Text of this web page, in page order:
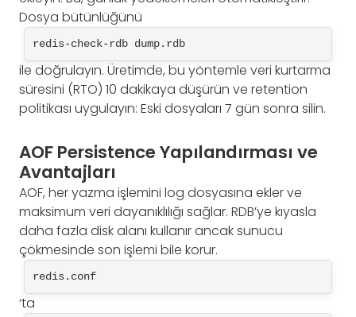
Dosya bütünlüğünü
redis-check-rdb dump.rdb
ile doğrulayın. Üretimde, bu yöntemle veri kurtarma
süresini (RTO) 10 dakikaya düşürün ve retention
politikası uygulayın: Eski dosyaları 7 gün sonra silin.
AOF Persistence Yapılandırması ve
Avantajları
AOF, her yazma işlemini log dosyasına ekler ve
maksimum veri dayanıklılığı sağlar. RDB’ye kıyasla
daha fazla disk alanı kullanır ancak sunucu
çökmesinde son işlemi bile korur.
redis.conf
‘ta